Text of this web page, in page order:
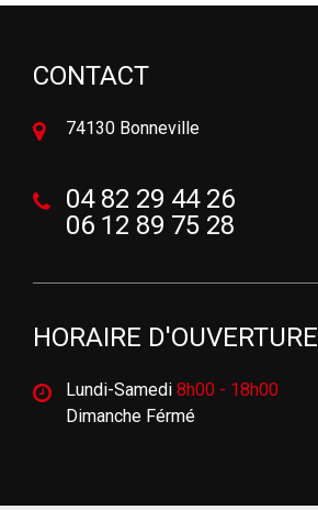
CONTACT
74130 Bonneville
04 82 29 44 26
06 12 89 75 28
HORAIRE D'OUVERTURE
Lundi-Samedi 8h00 - 18h00
Dimanche Férmé